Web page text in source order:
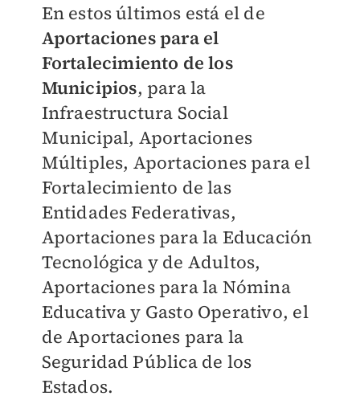
En estos últimos está el de
Aportaciones para el
Fortalecimiento de los
Municipios, para la
Infraestructura Social
Municipal, Aportaciones
Múltiples, Aportaciones para el
Fortalecimiento de las
Entidades Federativas,
Aportaciones para la Educación
Tecnológica y de Adultos,
Aportaciones para la Nómina
Educativa y Gasto Operativo, el
de Aportaciones para la
Seguridad Pública de los
Estados.